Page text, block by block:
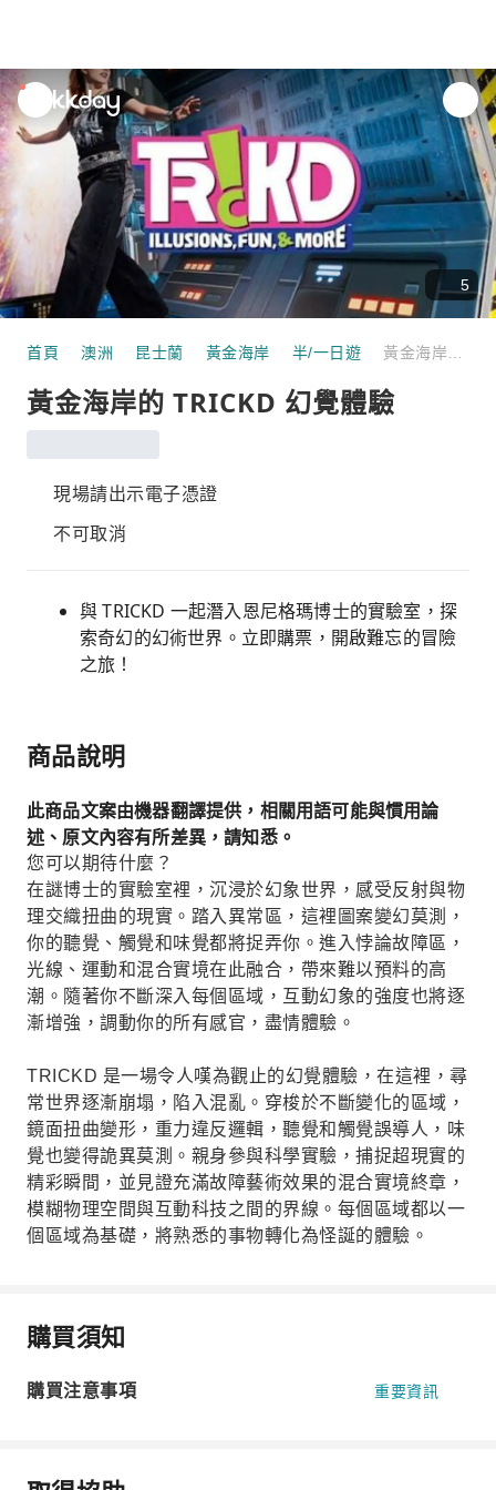
unread
notifications
5
首頁 澳洲 昆士蘭 黃金海岸 半/一日遊
黃金海岸的 TRICKD 幻覺體驗
現場請出示電子憑證
不可取消
與 TRICKD 一起潛入恩尼格瑪博士的實驗室，探
索奇幻的幻術世界。立即購票，開啟難忘的冒險
之旅！
商品說明
此商品文案由機器翻譯提供，相關用語可能與慣用論
述、原文內容有所差異，請知悉。
您可以期待什麼？
在謎博士的實驗室裡，沉浸於幻象世界，感受反射與物
理交織扭曲的現實。踏入異常區，這裡圖案變幻莫測，
你的聽覺、觸覺和味覺都將捉弄你。進入悖論故障區，
光線、運動和混合實境在此融合，帶來難以預料的高
潮。隨著你不斷深入每個區域，互動幻象的強度也將逐
漸增強，調動你的所有感官，盡情體驗。
TRICKD 是一場令人嘆為觀止的幻覺體驗，在這裡，尋
常世界逐漸崩塌，陷入混亂。穿梭於不斷變化的區域，
鏡面扭曲變形，重力違反邏輯，聽覺和觸覺誤導人，味
覺也變得詭異莫測。親身參與科學實驗，捕捉超現實的
精彩瞬間，並見證充滿故障藝術效果的混合實境終章，
模糊物理空間與互動科技之間的界線。每個區域都以一
個區域為基礎，將熟悉的事物轉化為怪誕的體驗。
購買須知
購買注意事項 重要資訊